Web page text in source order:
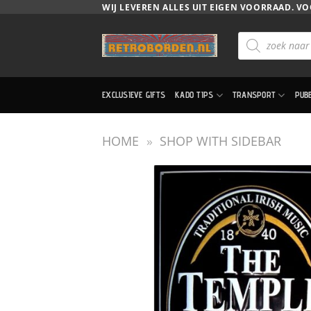
WIJ LEVEREN ALLES UIT EIGEN VOORRAAD.
Producten
zoeken
EXCLUSIEVE GIFTS KADO TIPS TRANSPORT
HOME » SHOP WITH SIDEBAR